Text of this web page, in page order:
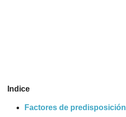
Indice
Factores de predisposición